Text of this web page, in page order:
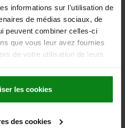
informations sur l'utilisation de
de médias sociaux, de
peuvent combiner celles-ci
que vous leur avez fournies
de votre utilisation de leurs
les cookies
des cookies
4, denture droite fraisée, angle